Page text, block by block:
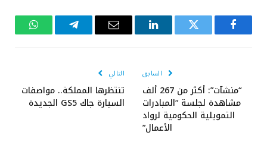
فيسبوك تويتر لينكدإن
البريد
تيلقرام واتساب
السابق
“منشآت”: أكثر من 267 ألف
مشاهدة لجلسة “المبادرات
التمويلية الحكومية لرواد
الأعمال”
التالي
تنتظرها المملكة.. مواصفات
السيارة جاك GS5 الجديدة